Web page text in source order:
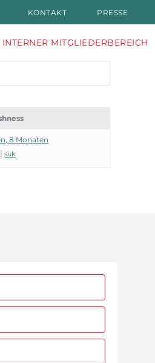
KONTAKT PRESSE
INTERNER MITGLIEDERBEREICH
8 Monaten
suk